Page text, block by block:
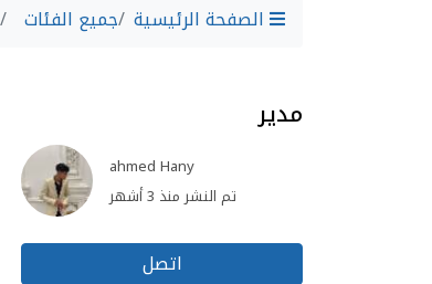
الصفحة الرئيسية جميع الفئات
مدير
ahmed Hany
تم النشر منذ 3 أشهر
اتصل